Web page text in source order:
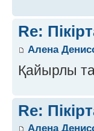
Re:
Алена
Қайырлы
Re:
Алена